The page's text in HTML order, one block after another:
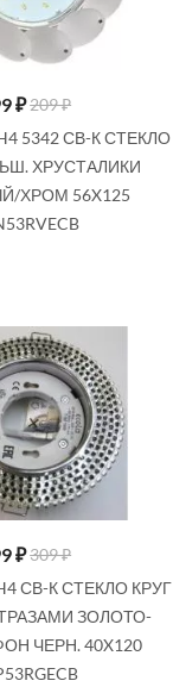
СТЕКЛО,КРУГ С
КОРОНА/ФОН
FF53RNECB
₽209 ₽
5342 СВ-К СТЕКЛО
ХРУСТАЛИКИ
ХРОМ 56X125
₽309 ₽
СВ-К СТЕКЛО КРУГ
ЗОЛОТО-
ЧЕРН. 40X120